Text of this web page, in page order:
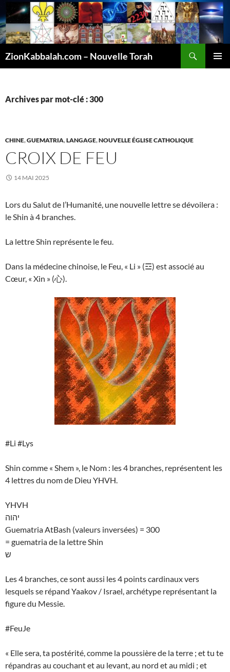
ZionKabbalah.com – Nouvelle Torah
Archives par mot-clé : 300
CHINE,GUEMATRIA,LANGAGE,NOUVELLE ÉGLISE CATHOLIQUE
CROIX DE FEU
14 MAI 2025
Lors du Salut de l’Humanité, une nouvelle lettre se dévoilera :
le Shin à 4 branches.
La lettre Shin représente le feu.
Dans la médecine chinoise, le Feu, « Li » (☲) est associé au
Cœur, « Xin » (心).
#Li #Lys
Shin comme « Shem », le Nom : les 4 branches, représentent les
4 lettres du nom de Dieu YHVH.
YHVH
יהוה
Guematria AtBash (valeurs inversées) = 300
= guematria de la lettre Shin
ש
Les 4 branches, ce sont aussi les 4 points cardinaux vers
lesquels se répand Yaakov / Israel, archétype représentant la
figure du Messie.
#FeuJe
« Elle sera, ta postérité, comme la poussière de la terre ; et tu te
répandras au couchant et au levant, au nord et au midi ; et